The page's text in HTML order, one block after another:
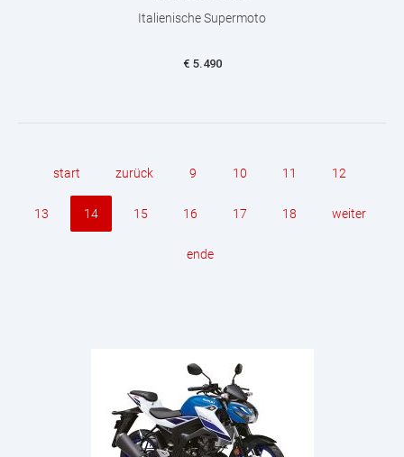
Italienische Supermoto
€ 5.490
start zurück 9 10 11 12
13 14 15 16 17 18 weiter
ende